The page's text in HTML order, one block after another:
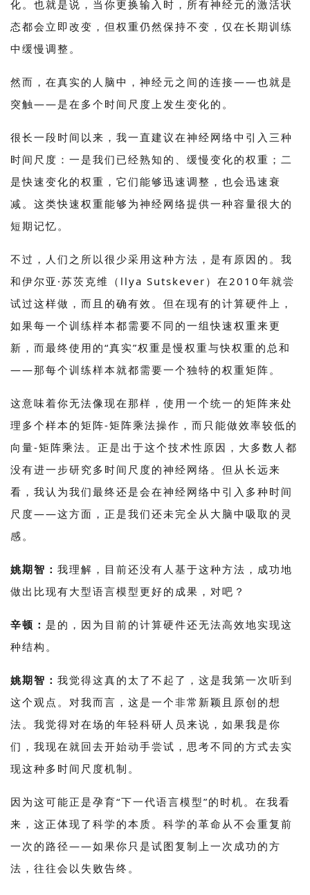
化。也就是说，当你更换输入时，所有神经元的激活状
态都会立即改变，但权重仍然保持不变，仅在长期训练
中缓慢调整。
然而，在真实的人脑中，神经元之间的连接——也就是
突触——是在多个时间尺度上发生变化的。
很长一段时间以来，我一直建议在神经网络中引入三种
时间尺度：一是我们已经熟知的、缓慢变化的权重；二
是快速变化的权重，它们能够迅速调整，也会迅速衰
减。这类快速权重能够为神经网络提供一种容量很大的
短期记忆。
不过，人们之所以很少采用这种方法，是有原因的。我
和伊尔亚·苏茨克维（llya Sutskever）在2010年就尝
试过这样做，而且的确有效。但在现有的计算硬件上，
如果每一个训练样本都需要不同的一组快速权重来更
新，而最终使用的“真实”权重是慢权重与快权重的总和
——那每个训练样本就都需要一个独特的权重矩阵。
这意味着你无法像现在那样，使用一个统一的矩阵来处
理多个样本的矩阵-矩阵乘法操作，而只能做效率较低的
向量-矩阵乘法。正是出于这个技术性原因，大多数人都
没有进一步研究多时间尺度的神经网络。但从长远来
看，我认为我们最终还是会在神经网络中引入多种时间
尺度——这方面，正是我们还未完全从大脑中吸取的灵
感。
姚期智： 我理解，目前还没有人基于这种方法，成功地
做出比现有大型语言模型更好的成果，对吧？
辛顿： 是 的，因为目前的计算硬件还无法高效地实现这
种结构。
姚期智： 我觉得这真的太了不起了，这是我第一次听到
这个观点。对我而言，这是一个非常新颖且原创的想
法。我觉得对在场的年轻科研人员来说，如果我是你
们，我现在就回去开始动手尝试，思考不同的方式去实
现这种多时间尺度机制。
因为这可能正是孕育“下一代语言模型”的时机。在我看
来，这正体现了科学的本质。科学的革命从不会重复前
一次的路径——如果你只是试图复制上一次成功的方
法，往往会以失败告终。